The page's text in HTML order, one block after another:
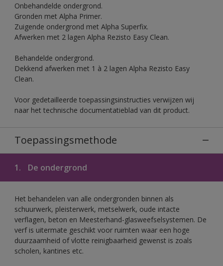
Onbehandelde ondergrond.
Gronden met Alpha Primer.
Zuigende ondergrond met Alpha Superfix.
Afwerken met 2 lagen Alpha Rezisto Easy Clean.
Behandelde ondergrond.
Dekkend afwerken met 1 à 2 lagen Alpha Rezisto Easy
Clean.
Voor gedetailleerde toepassingsinstructies verwijzen wij
naar het technische documentatieblad van dit product.
Toepassingsmethode
1. De ondergrond
Het behandelen van alle ondergronden binnen als
schuurwerk, pleisterwerk, metselwerk, oude intacte
verflagen, beton en Meesterhand-glasweefselsystemen. De
verf is uitermate geschikt voor ruimten waar een hoge
duurzaamheid of vlotte reinigbaarheid gewenst is zoals
scholen, kantines etc.